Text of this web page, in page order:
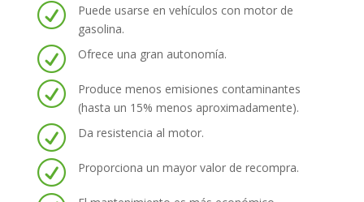
R
Puede usarse en vehículos con motor de
gasolina.
R Ofrece una gran autonomía.
R
Produce menos emisiones contaminantes
(hasta un 15% menos aproximadamente).
R Da resistencia al motor.
R Proporciona un mayor valor de recompra.